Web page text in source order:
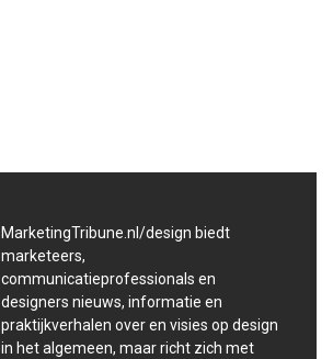
MarketingTribune.nl/design biedt
marketeers,
communicatieprofessionals en
designers nieuws, informatie en
praktijkverhalen over en visies op design
in het algemeen, maar richt zich met